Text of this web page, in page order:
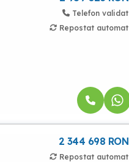
Telefon validat
Repostat automat
2 344 698 RON
Repostat automat